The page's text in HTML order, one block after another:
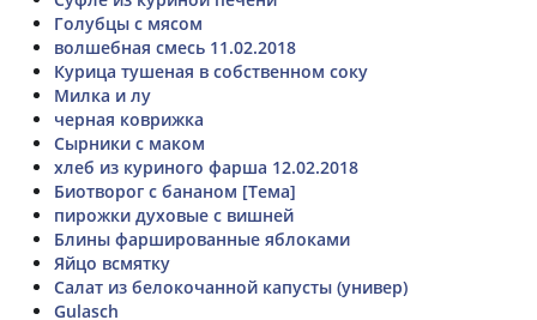
Голубцы с мясом
волшебная смесь 11.02.2018
Курица тушеная в собственном соку
Милка и лу
черная коврижка
Сырники с маком
хлеб из куриного фарша 12.02.2018
Биотворог с бананом [Тема]
пирожки духовые с вишней
Блины фаршированные яблоками
Яйцо всмятку
Салат из белокочанной капусты (универ)
Gulasch